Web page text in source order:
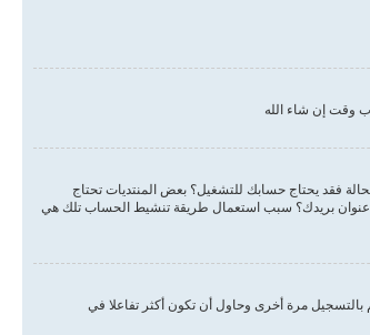
وقت إن شاء الله
فقد يحتاج حسابك للتشغيل؟ بعض المنتديات تحتاج
عنوان بريدك؟ سبب استعمال طريقة تنشيط الحساب تلك هي
مرة أخرى وحاول أن تكون أكثر تفاعلا في